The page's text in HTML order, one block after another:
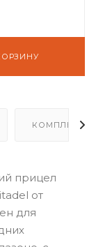
прицел
от
для